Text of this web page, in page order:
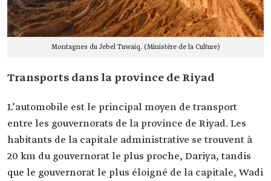
Montagnes du Jebel Tuwaiq. (Ministère de la Culture)
Transports dans la province de Riyad
L’automobile est le principal moyen de transport
entre les gouvernorats de la province de Riyad. Les
habitants de la capitale administrative se trouvent à
20 km du gouvernorat le plus proche, Dariya, tandis
que le gouvernorat le plus éloigné de la capitale, Wadi